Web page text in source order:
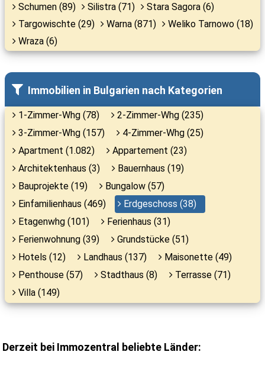
Schumen (89)
Silistra (71)
Stara Sagora (6)
Targowischte (29)
Warna (871)
Weliko Tarnowo (18)
Wraza (6)
Immobilien in Bulgarien nach Kategorien
1-Zimmer-Whg (78)
2-Zimmer-Whg (235)
3-Zimmer-Whg (157)
4-Zimmer-Whg (25)
Apartment (1.082)
Appartement (23)
Architektenhaus (3)
Bauernhaus (19)
Bauprojekte (19)
Bungalow (57)
Einfamilienhaus (469)
Erdgeschoss (38)
Etagenwhg (101)
Ferienhaus (31)
Ferienwohnung (39)
Grundstücke (51)
Hotels (12)
Landhaus (137)
Maisonette (49)
Penthouse (57)
Stadthaus (8)
Terrasse (71)
Villa (149)
Derzeit bei Immozentral beliebte Länder: